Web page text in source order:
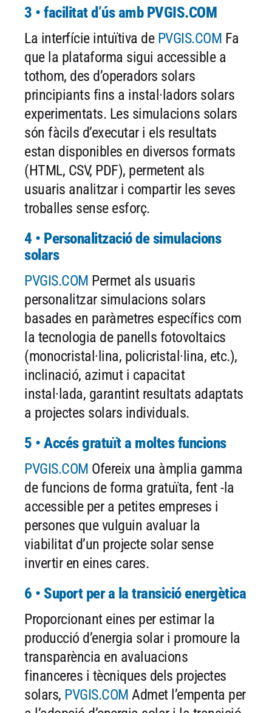
3 • facilitat d’ús amb PVGIS.COM
La interfície intuïtiva de PVGIS.COM Fa
que la plataforma sigui accessible a
tothom, des d’operadors solars
principiants fins a instal·ladors solars
experimentats. Les simulacions solars
són fàcils d’executar i els resultats
estan disponibles en diversos formats
(HTML, CSV, PDF), permetent als
usuaris analitzar i compartir les seves
troballes sense esforç.
4 • Personalització de simulacions
solars
PVGIS.COM Permet als usuaris
personalitzar simulacions solars
basades en paràmetres específics com
la tecnologia de panells fotovoltaics
(monocristal·lina, policristal·lina, etc.),
inclinació, azimut i capacitat
instal·lada, garantint resultats adaptats
a projectes solars individuals.
5 • Accés gratuït a moltes funcions
PVGIS.COM Ofereix una àmplia gamma
de funcions de forma gratuïta, fent -la
accessible per a petites empreses i
persones que vulguin avaluar la
viabilitat d’un projecte solar sense
invertir en eines cares.
6 • Suport per a la transició energètica
Proporcionant eines per estimar la
producció d’energia solar i promoure la
transparència en avaluacions
financeres i tècniques dels projectes
solars, PVGIS.COM Admet l’empenta per